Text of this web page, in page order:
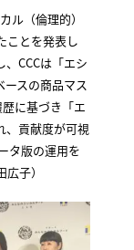
ル（倫理的）
ことを発表し
CCCは「エシ
ースの商品マス
に基づき「エ
、貢献度が可視
タ版の運用を
子）